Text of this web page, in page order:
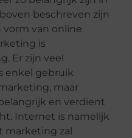
beschreven zijn
vorm van online
is
Er zijn veel
enkel gebruik
maar
en verdient
Internet is namelijk
marketing zal